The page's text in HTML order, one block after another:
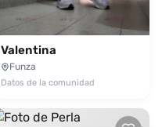
Valentina
Funza
Datos de la comunidad